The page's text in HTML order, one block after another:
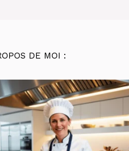
DE MOI :